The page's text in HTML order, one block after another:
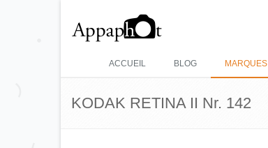
ACCUEIL BLOG MARQUES
KODAK RETINA II Nr. 142